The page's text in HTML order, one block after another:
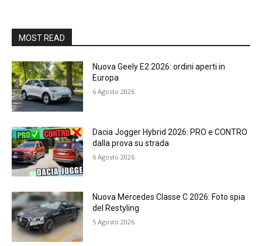
MOST READ
Nuova Geely E2 2026: ordini aperti in
Europa
6 Agosto 2026
Dacia Jogger Hybrid 2026: PRO e CONTRO
dalla prova su strada
6 Agosto 2026
Nuova Mercedes Classe C 2026: Foto spia
del Restyling
5 Agosto 2026